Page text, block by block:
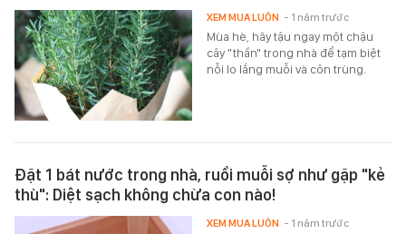
Mùa hè, hãy tậu ngay một chậu
cây "thần" trong nhà để tạm biệt
nỗi lo lắng muỗi và côn trùng.
XEM MUA LUÔN - 1 năm trước
Đặt 1 bát nước trong nhà, ruồi muỗi sợ như gặp "kẻ
thù": Diệt sạch không chừa con nào!
XEM MUA LUÔN - 1 năm trước